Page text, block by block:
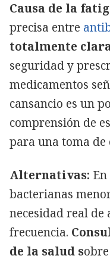
Causa de la
precisa entre
totalmente
seguridad y
medicamentos
cansancio es un
comprensión de
para una toma
Alternativas:
bacterianas
necesidad real
frecuencia.
de la salud s